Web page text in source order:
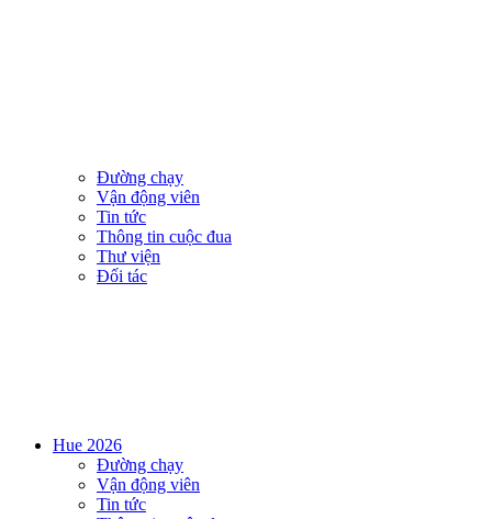
Đường chạy
Vận động viên
Tin tức
Thông tin cuộc đua
Thư viện
Đối tác
Hue 2026
Đường chạy
Vận động viên
Tin tức